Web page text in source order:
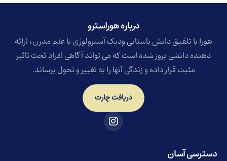
درباره هوراسترو​
هورا با تلفیق دانش باستانی ودیک آسترولوژی با علم مدرن، ارائه
دهنده دانشی بروز شده است که می تواند آگاهی افراد تحت تاثیر
مثبت قرار داده و زندگی آنها را به تغییر و تحول برساند.
دریافت چارت
دسترسی آسان